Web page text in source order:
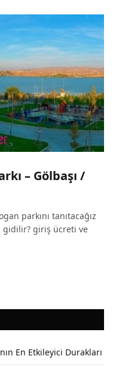
– Gölbaşı /
parkını tanıtacağız
gidilir? giriş ücreti ve
En Etkileyici Durakları